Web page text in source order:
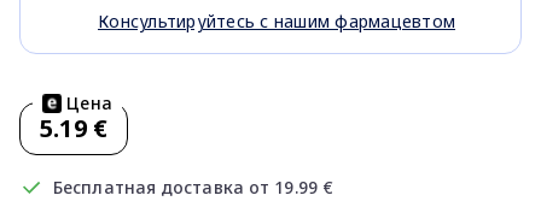
Консультируйтесь с нашим фармацевтом
Цена
5.19 €
Бесплатная доставка от 19.99 €